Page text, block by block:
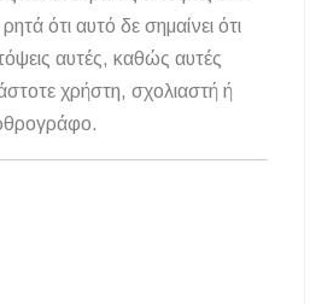
ότι αυτό δε σημαίνει ότι
αυτές, καθώς αυτές
χρήστη, σχολιαστή ή